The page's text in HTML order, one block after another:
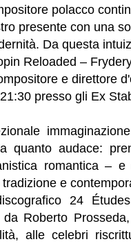
polacco
presente con una
Da questa
Reloaded –
e direttore
presso gli Ex
quanto audace:
romantica – e
e
24
Roberto
alle celebri